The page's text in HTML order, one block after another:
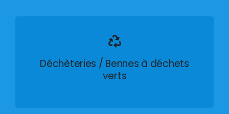
Déchèteries / Bennes à déchets
verts